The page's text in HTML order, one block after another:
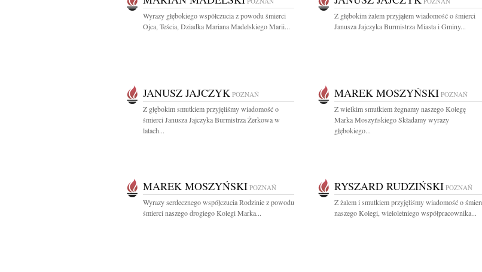
Wyrazy głębokiego współczucia z powodu śmierci
Ojca, Teścia, Dziadka Mariana Madelskiego Marii...
Z głębokim żalem przyjąłem wiadomość o śmierci
Janusza Jajczyka Burmistrza Miasta i Gminy...
JANUSZ JAJCZYK POZNAŃ
Z głębokim smutkiem przyjęliśmy wiadomość o
śmierci Janusza Jajczyka Burmistrza Żerkowa w
latach...
MAREK MOSZYŃSKI POZNAŃ
Z wielkim smutkiem żegnamy naszego Kolegę
Marka Moszyńskiego Składamy wyrazy
głębokiego...
MAREK MOSZYŃSKI POZNAŃ
Wyrazy serdecznego współczucia Rodzinie z powodu
śmierci naszego drogiego Kolegi Marka...
RYSZARD RUDZIŃSKI POZNAŃ
Z żalem i smutkiem przyjęliśmy wiadomość o
naszego Kolegi, wieloletniego współpracownika...